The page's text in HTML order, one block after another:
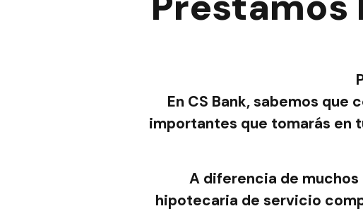
En CS Bank, sabemos que
importantes que tomarás en
A diferencia de
hipotecaria de servicio